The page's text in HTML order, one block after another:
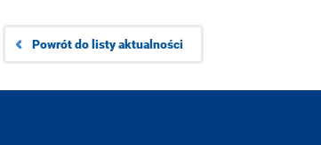
Powrót do listy aktualności